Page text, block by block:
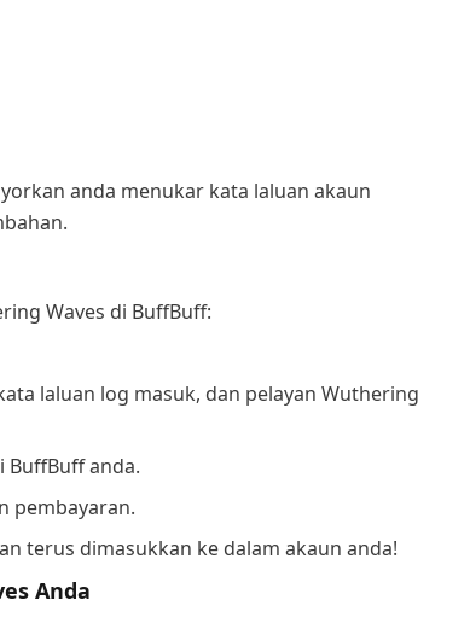
anda menukar kata laluan akaun
Waves di BuffBuff:
laluan log masuk, dan pelayan Wuthering
BuffBuff anda.
pembayaran.
terus dimasukkan ke dalam akaun anda!
Anda